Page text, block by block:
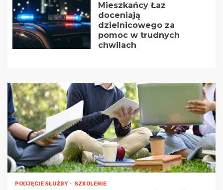
Mieszkańcy Łaz
doceniają
dzielnicowego za
pomoc w trudnych
chwilach
PODJĘCIE SŁUŻBY SZKOLENIE